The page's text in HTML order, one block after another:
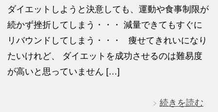
ダイエットしようと決意しても、運動や食事制限が
続かず挫折してしまう・・・ 減量できてもすぐに
リバウンドしてしまう・・・ 痩せてきれいになり
たいけれど、 ダイエットを成功させるのは難易度
が高いと思っていません […]
続きを読む